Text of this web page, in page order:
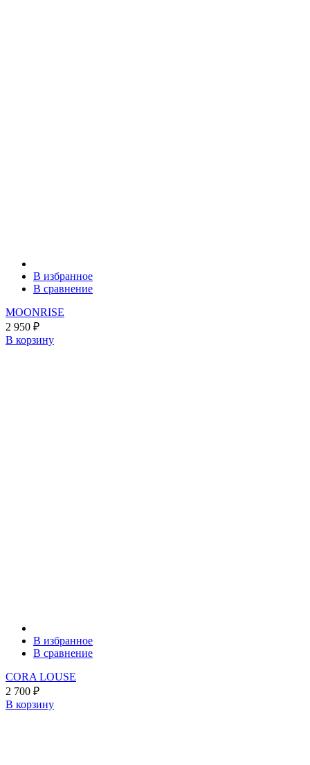
В избранное
В сравнение
MOONRISE
2 950 ₽
В корзину
В избранное
В сравнение
CORA LOUSE
2 700 ₽
В корзину